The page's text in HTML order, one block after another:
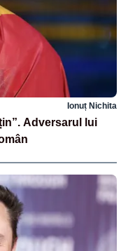
Ionuț Nichita
Adversarul lui